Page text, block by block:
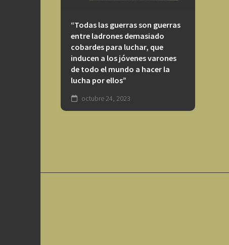
“Todas las guerras son guerras
entre ladrones demasiado
cobardes para luchar, que
inducen a los jóvenes varones
de todo el mundo a hacer la
lucha por ellos”
octubre 24, 2023